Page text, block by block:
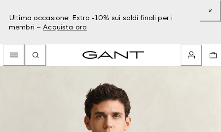
Ultima occasione: Extra -10% sui saldi finali per i
membri – Acquista ora